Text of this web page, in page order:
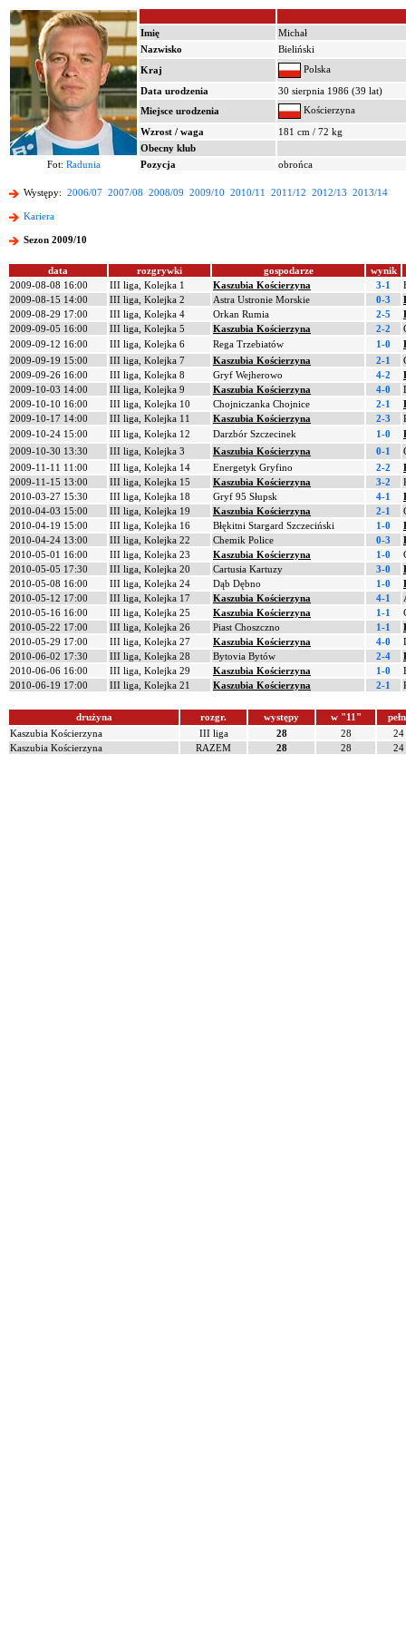
Imię
Michał
Nazwisko
Bieliński
Kraj
Polska
Data urodzenia
30 sierpnia 1986 (39 lat)
Miejsce urodzenia
Kościerzyna
Wzrost / waga
181 cm / 72 kg
Obecny klub
Fot: Radunia Pozycja obrońca
Występy: 2006/07 2007/08 2008/09 2009/10 2010/11 2011/12 2012/13 2013/14
Kariera
Sezon 2009/10
data rozgrywki gospodarze
wynik
2009-08-08 16:00
III liga, Kolejka 1 Kaszubia Kościerzyna 3-1
2009-08-15 14:00
III liga, Kolejka 2 Astra Ustronie Morskie 0-3
2009-08-29 17:00
III liga, Kolejka 4 Orkan Rumia 2-5
2009-09-05 16:00
III liga, Kolejka 5 Kaszubia Kościerzyna 2-2
2009-09-12 16:00
III liga, Kolejka 6 Rega Trzebiatów 1-0
2009-09-19 15:00
III liga, Kolejka 7 Kaszubia Kościerzyna 2-1
2009-09-26 16:00
III liga, Kolejka 8 Gryf Wejherowo 4-2
2009-10-03 14:00
III liga, Kolejka 9 Kaszubia Kościerzyna 4-0
2009-10-10 16:00
III liga, Kolejka 10 Chojniczanka Chojnice 2-1
2009-10-17 14:00
III liga, Kolejka 11 Kaszubia Kościerzyna 2-3
2009-10-24 15:00
III liga, Kolejka 12 Darzbór Szczecinek 1-0
2009-10-30 13:30
III liga, Kolejka 3 Kaszubia Kościerzyna 0-1
2009-11-11 11:00
III liga, Kolejka 14 Energetyk Gryfino 2-2
2009-11-15 13:00
III liga, Kolejka 15 Kaszubia Kościerzyna 3-2
2010-03-27 15:30
III liga, Kolejka 18 Gryf 95 Słupsk 4-1
2010-04-03 15:00
III liga, Kolejka 19 Kaszubia Kościerzyna 2-1
2010-04-19 15:00
III liga, Kolejka 16 Błękitni Stargard Szczeciński 1-0
2010-04-24 13:00
III liga, Kolejka 22 Chemik Police 0-3
2010-05-01 16:00
III liga, Kolejka 23 Kaszubia Kościerzyna 1-0
2010-05-05 17:30
III liga, Kolejka 20 Cartusia Kartuzy 3-0
2010-05-08 16:00
III liga, Kolejka 24 Dąb Dębno 1-0
2010-05-12 17:00
III liga, Kolejka 17 Kaszubia Kościerzyna 4-1
2010-05-16 16:00
III liga, Kolejka 25 Kaszubia Kościerzyna 1-1
2010-05-22 17:00
III liga, Kolejka 26 Piast Choszczno 1-1
2010-05-29 17:00
III liga, Kolejka 27 Kaszubia Kościerzyna 4-0
2010-06-02 17:30
III liga, Kolejka 28 Bytovia Bytów 2-4
2010-06-06 16:00
III liga, Kolejka 29 Kaszubia Kościerzyna 1-0
2010-06-19 17:00
III liga, Kolejka 21 Kaszubia Kościerzyna 2-1
drużyna rozgr. występy w "11"
Kaszubia Kościerzyna
III liga 28 28
24
Kaszubia Kościerzyna
RAZEM 28 28 24